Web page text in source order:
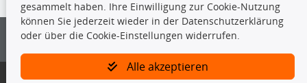
Es ist zu unterlassen, die Daten oder die gesamte Datenbank ohne
vorherige Zustimmung von TecDoc zu vervielfältigen, zu verbreiten
und/oder diese Handlungen durch Dritte ausführen zu lassen. Ein
Bitte prüfen Sie, ob das über unseren Onlineshop identifizierte Ersatzteil
gesammelt haben. Ihre Einwilligung zur Cookie-Nutzung
können Sie jederzeit wieder in der Datenschutzerklärung
oder über die Cookie-Einstellungen widerrufen.
Alle akzeptieren